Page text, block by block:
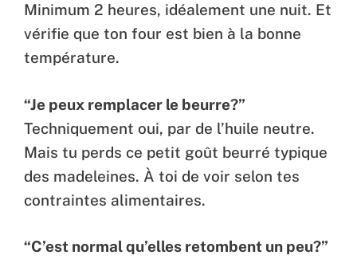
Minimum 2 heures, idéalement une nuit. Et
vérifie que ton four est bien à la bonne
température.
“Je peux remplacer le beurre?”
Techniquement oui, par de l’huile neutre.
Mais tu perds ce petit goût beurré typique
des madeleines. À toi de voir selon tes
contraintes alimentaires.
“C’est normal qu’elles retombent un peu?”